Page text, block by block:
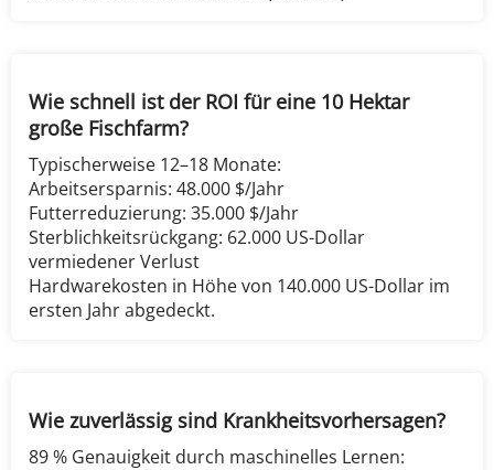
Wie schnell ist der ROI für eine 10 Hektar
große Fischfarm?​​
Typischerweise 12–18 Monate:
Arbeitsersparnis: 48.000 $/Jahr
Futterreduzierung: 35.000 $/Jahr
Sterblichkeitsrückgang: 62.000 US-Dollar
vermiedener Verlust
Hardwarekosten in Höhe von 140.000 US-Dollar im
ersten Jahr abgedeckt.
Wie zuverlässig sind Krankheitsvorhersagen?​​
89 % Genauigkeit durch maschinelles Lernen: